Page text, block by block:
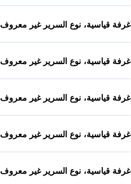
غرفة قياسية، نوع السرير غير معروف
غرفة قياسية، نوع السرير غير معروف
غرفة قياسية، نوع السرير غير معروف
غرفة قياسية، نوع السرير غير معروف
غرفة قياسية، نوع السرير غير معروف